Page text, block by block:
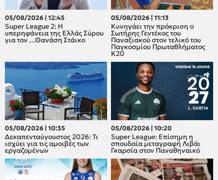
05/08/2026 | 12:45
Super League 2: H
υπερηφάνεια της Ελλάς Σύρου
για τον ...Θανάση Στάικο
05/08/2026 | 11:13
Κυνηγάει την πρόκριση ο
Σωτήρης Γεντέκος του
Παναξιακού στον τελικό του
Παγκοσμίου Πρωταθλήματος
Κ20
05/08/2026 | 10:35
Δεκαπενταύγουστος 2026: Τι
ισχύει για τις αμοιβές των
εργαζομένων
05/08/2026 | 10:20
Super League: Επίσημη η
σπουδαία μεταγραφή Λιβάι
Γκαρσία στον Παναθηναικό